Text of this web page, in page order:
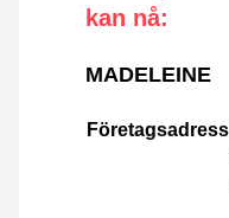
kan nå:
MADELEINE
Företagsadress